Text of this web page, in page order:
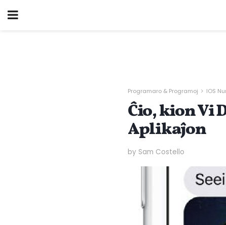
Programaro & Programoj IOS
Ĉio, kion Vi
Aplikaĵon
by Sam Costello